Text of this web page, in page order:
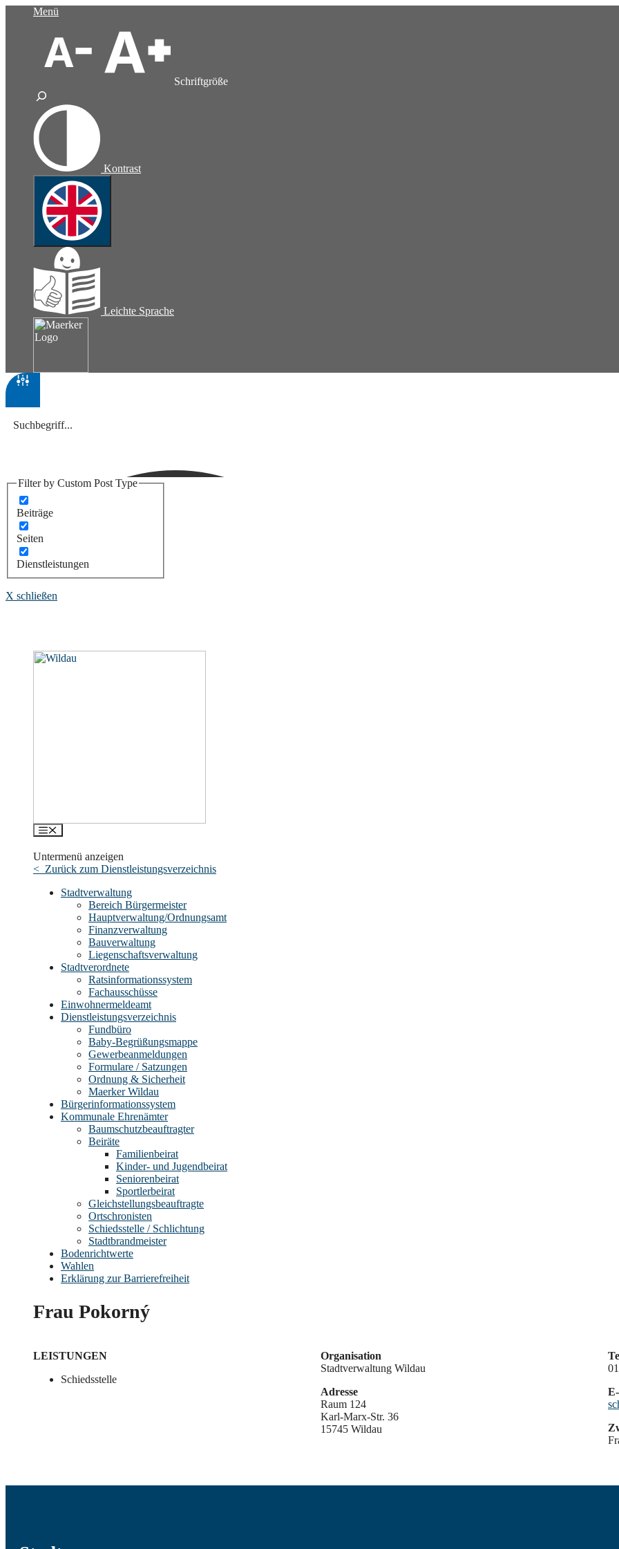
Menü
Schriftgröße
Kontrast
Leichte Sprache
Filter by Custom Post Type
Beiträge
Seiten
Dienstleistungen
X schließen
Menü
Untermenü anzeigen
< Zurück zum Dienstleistungsverzeichnis
Stadtverwaltung
Bereich Bürgermeister
Hauptverwaltung/Ordnungsamt
Finanzverwaltung
Bauverwaltung
Liegenschaftsverwaltung
Stadtverordnete
Ratsinformationssystem
Fachausschüsse
Einwohnermeldeamt
Dienstleistungsverzeichnis
Fundbüro
Baby-Begrüßungsmappe
Gewerbeanmeldungen
Formulare / Satzungen
Ordnung & Sicherheit
Maerker Wildau
Bürgerinformationssystem
Kommunale Ehrenämter
Baumschutzbeauftragter
Beiräte
Familienbeirat
Kinder- und Jugendbeirat
Seniorenbeirat
Sportlerbeirat
Gleichstellungsbeauftragte
Ortschronisten
Schiedsstelle / Schlichtung
Stadtbrandmeister
Bodenrichtwerte
Wahlen
Erklärung zur Barrierefreiheit
Frau Pokorný
LEISTUNGEN
Schiedsstelle
Organisation
Stadtverwaltung Wildau
Adresse
Raum 124
Karl-Marx-Str. 36
15745 Wildau